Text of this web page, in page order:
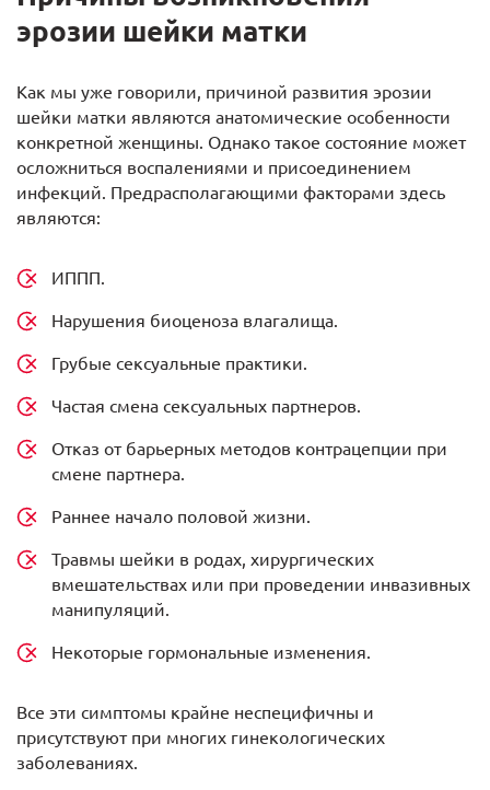
эрозии шейки матки
Как мы уже говорили, причиной развития эрозии
шейки матки являются анатомические особенности
конкретной женщины. Однако такое состояние может
осложниться воспалениями и присоединением
инфекций. Предрасполагающими факторами здесь
являются:
ИППП.
Нарушения биоценоза влагалища.
Грубые сексуальные практики.
Частая смена сексуальных партнеров.
Отказ от барьерных методов контрацепции при
смене партнера.
Раннее начало половой жизни.
Травмы шейки в родах, хирургических
вмешательствах или при проведении инвазивных
манипуляций.
Некоторые гормональные изменения.
Все эти симптомы крайне неспецифичны и
присутствуют при многих гинекологических
заболеваниях.